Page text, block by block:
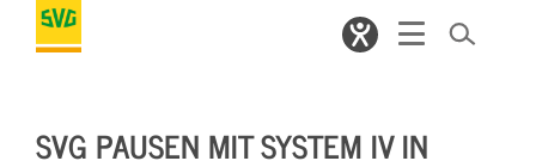
SVG PAUSEN MIT SYSTEM IV IN